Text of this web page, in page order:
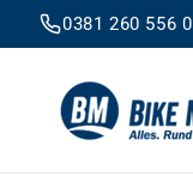
0381 260 556 0